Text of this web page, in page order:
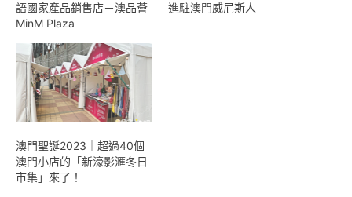
語國家產品銷售店－澳品薈
MinM Plaza
進駐澳門威尼斯人
澳門聖誕2023｜超過40個
澳門小店的「新濠影滙冬日
市集」來了！